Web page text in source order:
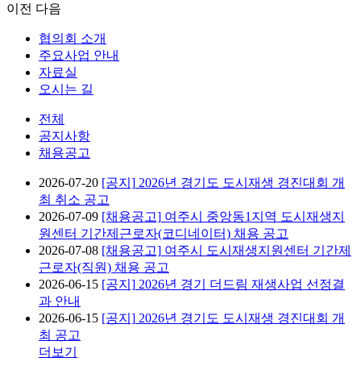
이전 다음
협의회 소개
주요사업 안내
자료실
오시는 길
전체
공지사항
채용공고
2026-07-20 [공지] 2026년 경기도 도시재생 경진대회 개
최 취소 공고
2026-07-09 [채용공고] 여주시 중앙동1지역 도시재생지
원센터 기간제근로자(코디네이터) 채용 공고
2026-07-08 [채용공고] 여주시 도시재생지원센터 기간제
근로자(직원) 채용 공고
2026-06-15 [공지] 2026년 경기 더드림 재생사업 선정결
과 안내
2026-06-15 [공지] 2026년 경기도 도시재생 경진대회 개
최 공고
더보기